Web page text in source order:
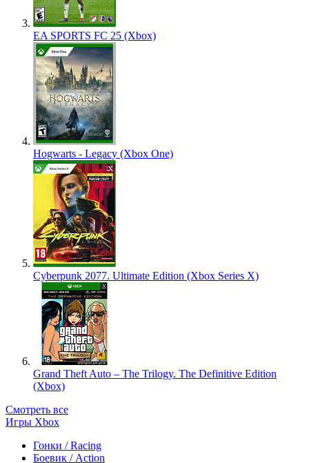
EA SPORTS FC 25 (Xbox)
Hogwarts - Legacy (Xbox One)
Cyberpunk 2077. Ultimate Edition (Xbox Series X)
Grand Theft Auto – The Trilogy. The Definitive Edition
(Xbox)
Смотреть все
Игры Xbox
Гонки / Racing
Боевик / Action